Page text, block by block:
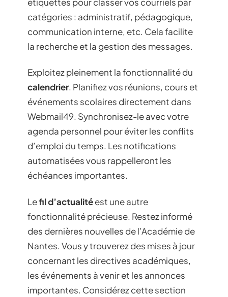
catégories : administratif, pédagogique,
communication interne, etc. Cela facilite
la recherche et la gestion des messages.
Exploitez pleinement la fonctionnalité du
calendrier. Planifiez vos réunions, cours et
événements scolaires directement dans
Webmail49. Synchronisez-le avec votre
agenda personnel pour éviter les conflits
d’emploi du temps. Les notifications
automatisées vous rappelleront les
échéances importantes.
Lefil d’actualitéest une autre
fonctionnalité précieuse. Restez informé
des dernières nouvelles de l’Académie de
Nantes. Vous y trouverez des mises à jour
concernant les directives académiques,
les événements à venir et les annonces
importantes. Considérez cette section